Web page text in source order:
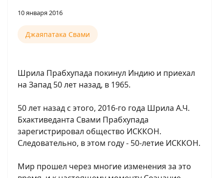
10 января 2016
Джаяпатака Свами
Шрила Прабхупада покинул Индию и приехал
на Запад 50 лет назад, в 1965.
50 лет назад с этого, 2016-го года Шрила А.Ч.
Бхактиведанта Свами Прабхупада
зарегистрировал общество ИСККОН.
Следовательно, в этом году - 50-летие ИСККОН.
Мир прошел через многие изменения за это